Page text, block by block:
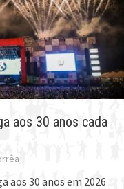
aos 30 anos cada
aos 30 anos em 2026